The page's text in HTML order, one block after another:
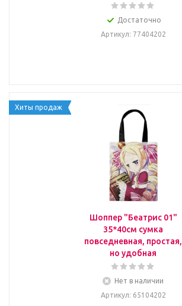
Достаточно
Артикул: 77404202
Хиты продаж
Шоппер "Беатрис 01"
35*40см сумка
повседневная, простая,
но удобная
Нет в наличии
Артикул: 65104202